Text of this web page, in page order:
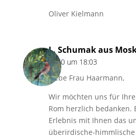
Oliver Kielmann
L. Schumak aus
2020 um 18:03
Liebe Frau Haarmann,
Wir möchten uns für
Rom herzlich bedanken.
Erlebnis mit Ihnen das
überirdische-himmlische